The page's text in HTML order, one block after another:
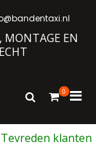
MONTAGE EN
met eigen webshop
Toon
0
voor